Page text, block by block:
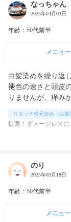
なっちゃん
2025年04月03日
年齢：50代前半
メニュー
白髪染めを繰り返
褪色の速さと頭皮
りませんが、痒み
リタッチ根元染め（白髪
提案！ダメージレス
のり
2025年03月18日
年齢：50代前半
メニュー